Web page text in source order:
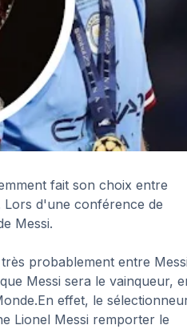
fait son choix entre
Lors d'une conférence de
Messi.
probablement entre
Messi sera le vainqueur,
effet, le
Lionel Messi remporter le